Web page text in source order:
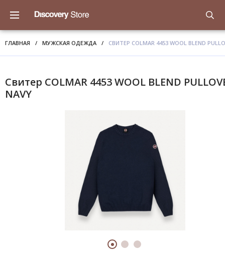
ГЛАВНАЯ / МУЖСКАЯ ОДЕЖДА / СВИТЕР COLMAR 4453 WOOL BLEND
Свитер COLMAR 4453 WOOL BLEND
NAVY